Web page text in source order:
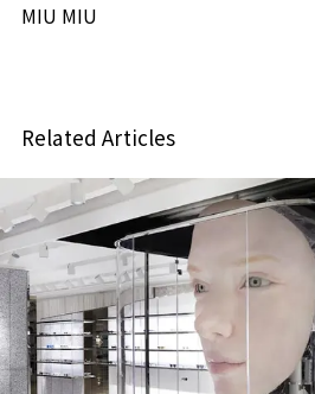
MIU MIU
Related Articles